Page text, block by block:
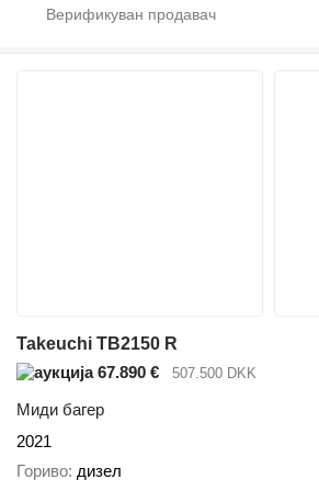
Takeuchi TB2150 R
67.890 €
507.500 DKK
Миди багер
2021
Гориво дизел